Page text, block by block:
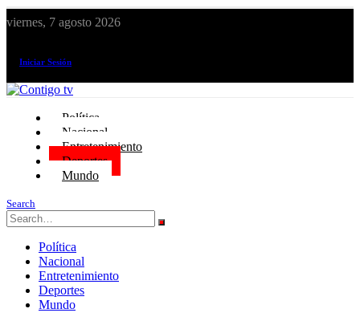
viernes, 7 agosto 2026
Iniciar Sesión
Política
Nacional
Entretenimiento
Deportes
Mundo
Search
Política
Nacional
Entretenimiento
Deportes
Mundo